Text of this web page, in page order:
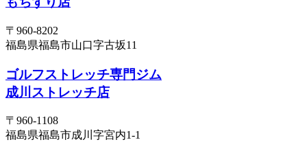
〒960-8202
福島県福島市山口字古坂11
ゴルフストレッチ専門ジム
成川ストレッチ店
〒960-1108
福島県福島市成川字宮内1-1